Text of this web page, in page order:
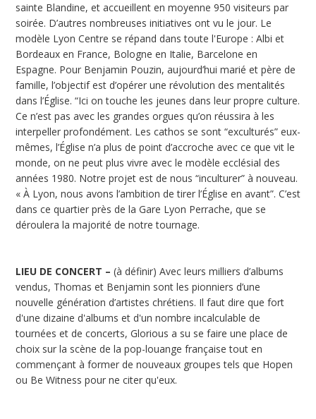
sainte Blandine, et accueillent en moyenne 950 visiteurs par
soirée. D’autres nombreuses initiatives ont vu le jour. Le
modèle Lyon Centre se répand dans toute l'Europe : Albi et
Bordeaux en France, Bologne en Italie, Barcelone en
Espagne. Pour Benjamin Pouzin, aujourd’hui marié et père de
famille, l’objectif est d’opérer une révolution des mentalités
dans l’Église. “Ici on touche les jeunes dans leur propre culture.
Ce n’est pas avec les grandes orgues qu’on réussira à les
interpeller profondément. Les cathos se sont “exculturés” eux-
mêmes, l’Église n’a plus de point d’accroche avec ce que vit le
monde, on ne peut plus vivre avec le modèle ecclésial des
années 1980. Notre projet est de nous “inculturer” à nouveau.
« À Lyon, nous avons l’ambition de tirer l’Église en avant”. C’est
dans ce quartier près de la Gare Lyon Perrache, que se
déroulera la majorité de notre tournage.
LIEU DE CONCERT – (à définir) Avec leurs milliers d’albums
vendus, Thomas et Benjamin sont les pionniers d’une
nouvelle génération d’artistes chrétiens. Il faut dire que fort
d'une dizaine d'albums et d'un nombre incalculable de
tournées et de concerts, Glorious a su se faire une place de
choix sur la scène de la pop-louange française tout en
commençant à former de nouveaux groupes tels que Hopen
ou Be Witness pour ne citer qu'eux.